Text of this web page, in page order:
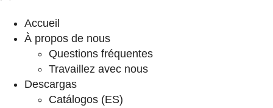
Accueil
À propos de nous
Questions fréquentes
Travaillez avec nous
Descargas
Catálogos (ES)